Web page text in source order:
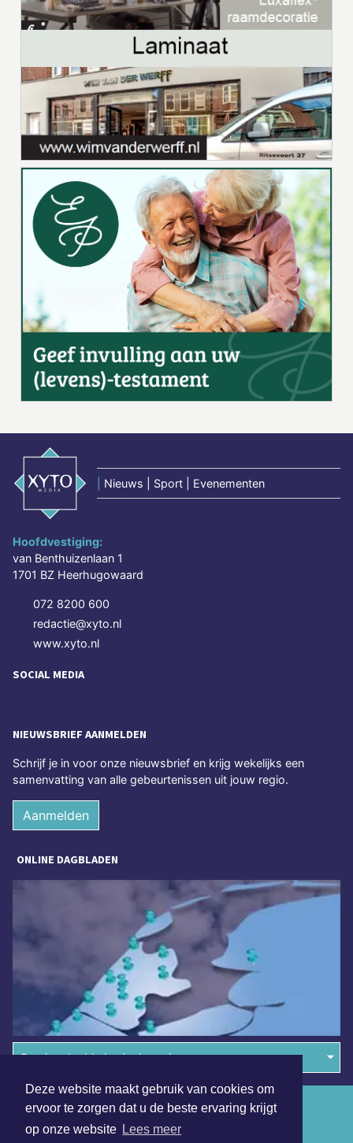
Deze website maakt gebruik van cookies om
ervoor te zorgen dat u de beste ervaring krijgt
op onze website Lees meer
Nieuws | Sport | Evenementen
Hoofdvestiging:
van Benthuizenlaan 1
1701 BZ Heerhugowaard
072 8200 600
redactie@xyto.nl
www.xyto.nl
SOCIAL MEDIA
NIEUWSBRIEF AANMELDEN
Schrijf je in voor onze nieuwsbrief en krijg wekelijks een
samenvatting van alle gebeurtenissen uit jouw regio.
Aanmelden
ONLINE DAGBLADEN
Overige dagbladen in de regio
Algemene voorwaarden
Disclaimer